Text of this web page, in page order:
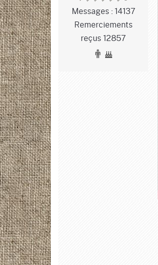
Messages : 14137
Remerciements
reçus 12857